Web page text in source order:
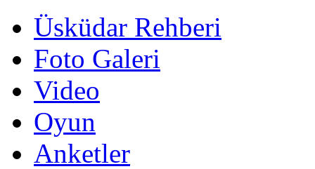
Üsküdar Rehberi
Foto Galeri
Video
Oyun
Anketler